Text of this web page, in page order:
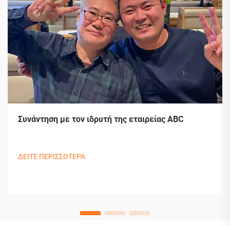
Συνάντηση με τον ιδρυτή της εταιρείας ABC
ΔΕΙΤΕ ΠΕΡΙΣΣΟΤΕΡΑ